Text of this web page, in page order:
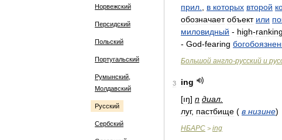
Норвежский
Персидский
Польский
Португальский
Румынский,
Молдавский
Русский
Сербский
прил
в которых второй
обозначает объект или
миловидный - high-ranking
- God-fearing
Большой англо-русский и
3
ing
[ıŋ] n диал
луг, пастбище ( в низине)
НБАРС > ing